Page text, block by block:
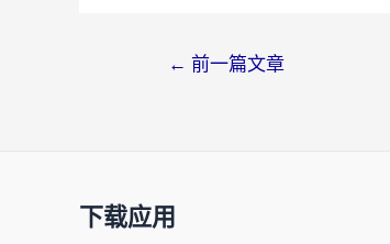
← 前一篇文章
下载应用